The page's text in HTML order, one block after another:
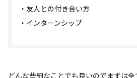
・友人との付き合い方
・インターンシップ
どんな些細なことでも良いのでまずは